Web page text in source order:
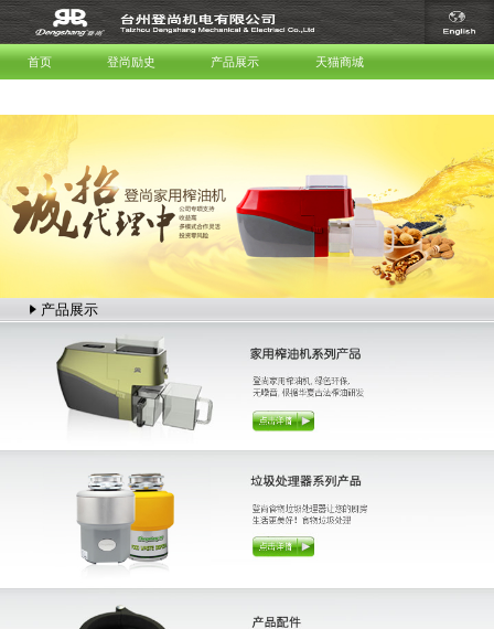
首页 登尚励史 产品展示 天猫商城
产品展示